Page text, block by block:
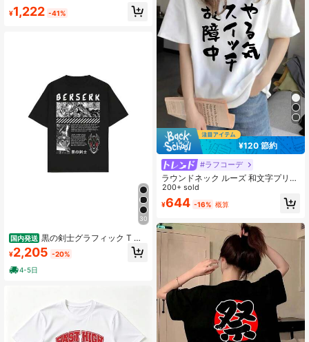
適、ファッションスタイル 、普段使
い、カップルコーデ、旅行に最適 -
¥1,222 -41%
30
国内発送 黒の剣士グラフィック T シ
ャツ - 短袖、クルーネック、コット
ン素材、ダークファンタジーの人気
漫画デザイン、戦闘シーンのイラス
トと引用入り、夏に最適なカジュア
¥2,205 -20%
4-5日
¥120 節約
#ラフコーデ
ラウンドネック ルーズ 和文字プリン
ト カジュアル 半袖Tシャツ、春夏 ホ
ワイト
200+ sold
¥644 -16% 概算